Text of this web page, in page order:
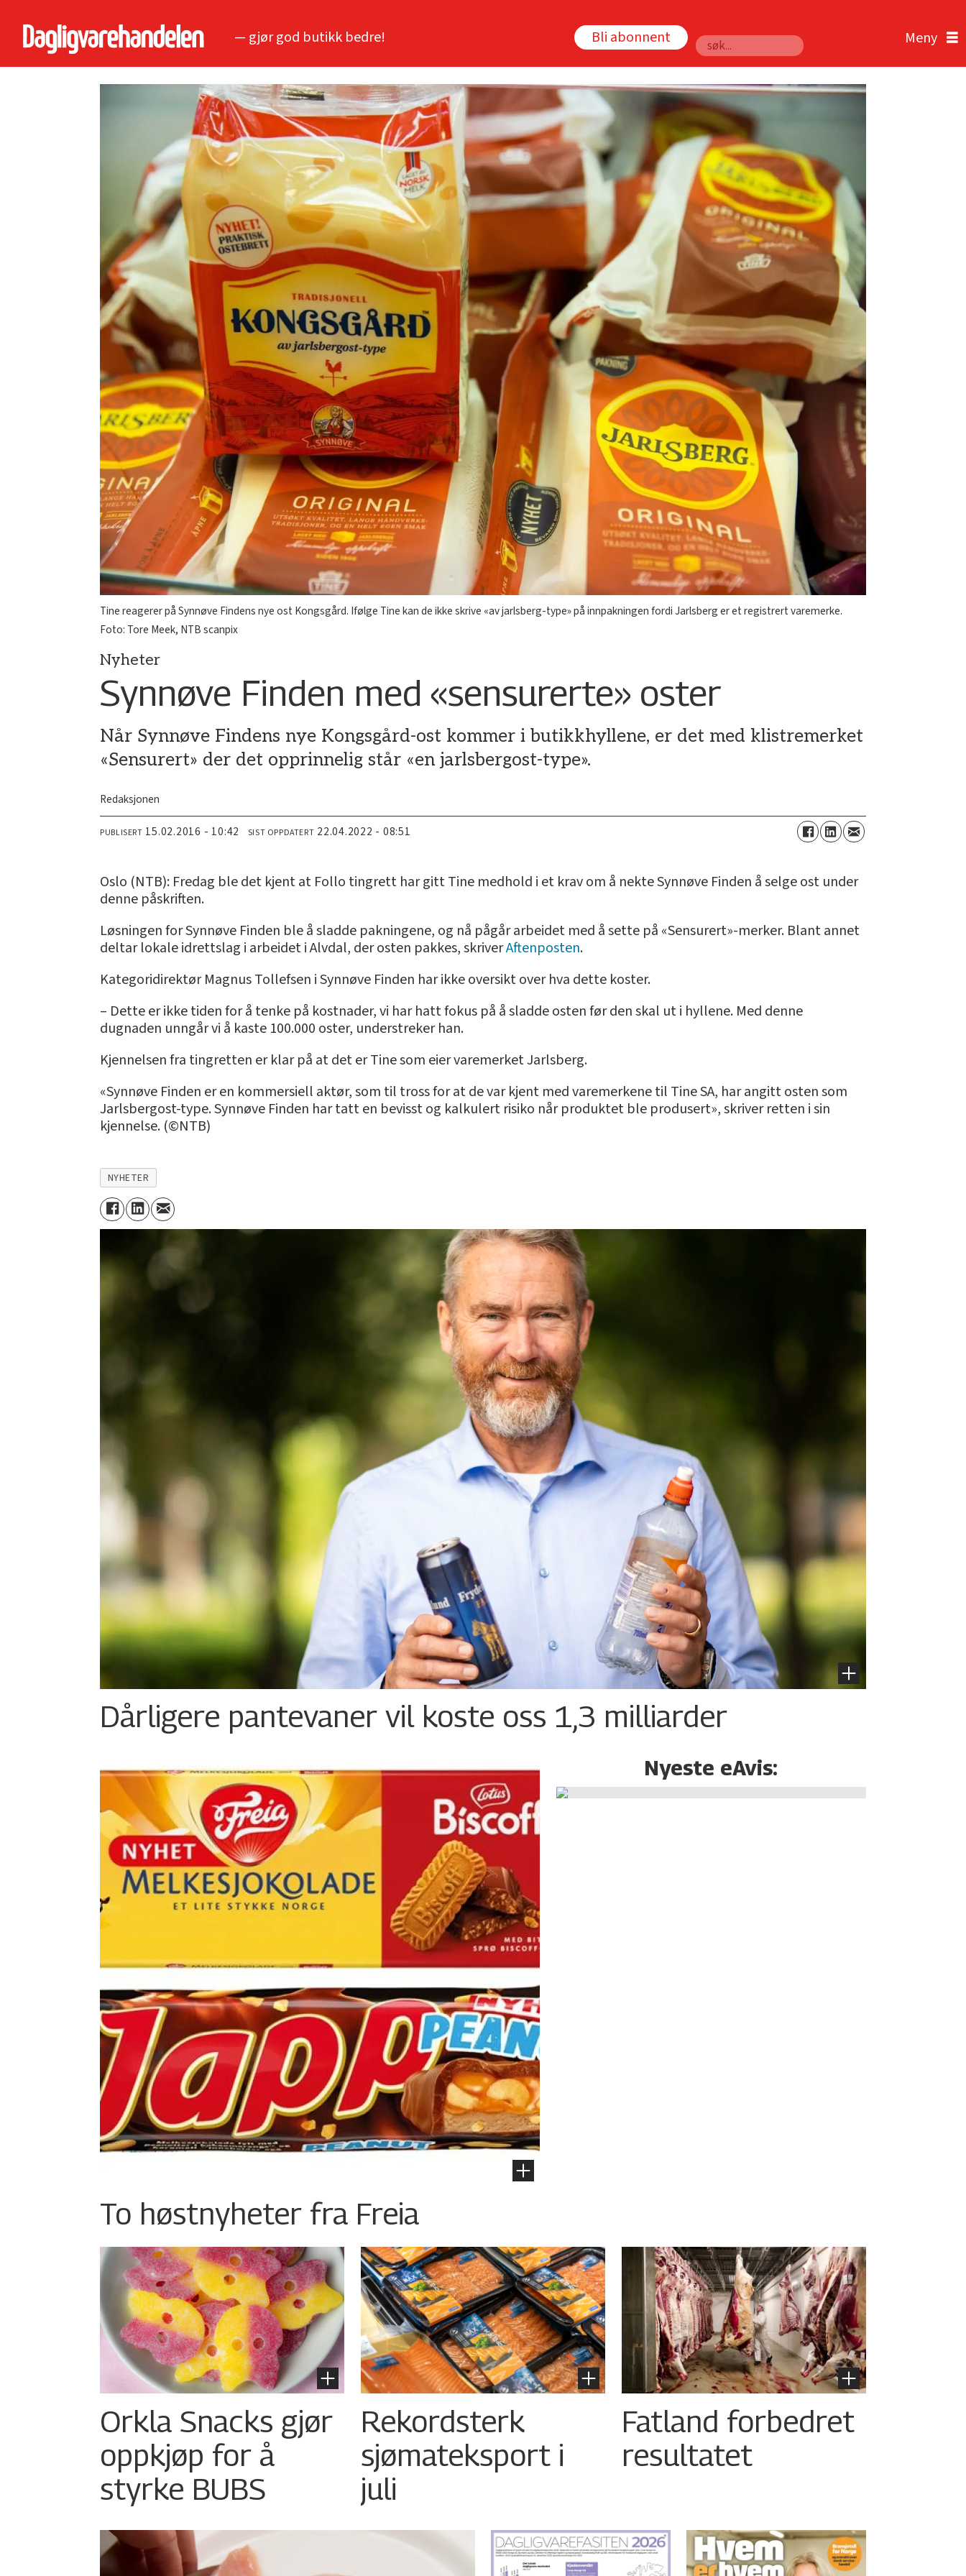
— gjør god butikk bedre! Bli abonnent
Søk
Tine reagerer på Synnøve Findens nye ost Kongsgård. Ifølge Tine kan de ikke skrive «av jarlsberg-type» på innpakningen fordi Jarlsberg er et registrert varemerke.
Foto: Tore Meek, NTB scanpix
Nyheter
Synnøve Finden med «sensurerte» oster
Når Synnøve Findens nye Kongsgård-ost kommer i butikkhyllene, er det med klistremerket
«Sensurert» der det opprinnelig står «en jarlsbergost-type».
Redaksjonen
PUBLISERT 15.02.2016 - 10:42 SIST OPPDATERT 22.04.2022 - 08:51
Oslo (NTB): Fredag ble det kjent at Follo tingrett har gitt Tine medhold i et krav om å nekte Synnøve Finden å selge ost under
denne påskriften.
Løsningen for Synnøve Finden ble å sladde pakningene, og nå pågår arbeidet med å sette på «Sensurert»-merker. Blant annet
deltar lokale idrettslag i arbeidet i Alvdal, der osten pakkes, skriverAftenposten.
Kategoridirektør Magnus Tollefsen i Synnøve Finden har ikke oversikt over hva dette koster.
– Dette er ikke tiden for å tenke på kostnader, vi har hatt fokus på å sladde osten før den skal ut i hyllene. Med denne
dugnaden unngår vi å kaste 100.000 oster, understreker han.
Kjennelsen fra tingretten er klar på at det er Tine som eier varemerket Jarlsberg.
«Synnøve Finden er en kommersiell aktør, som til tross for at de var kjent med varemerkene til Tine SA, har angitt osten som
Jarlsbergost-type. Synnøve Finden har tatt en bevisst og kalkulert risiko når produktet ble produsert», skriver retten i sin
kjennelse. (©NTB)
NYHETER
Dårligere pantevaner vil koste oss 1,3 milliarder
To høstnyheter fra Freia
Nyeste eAvis:
Orkla Snacks gjør
oppkjøp for å
styrke BUBS
Rekordsterk
sjømateksport i
juli
Fatland forbedret
resultatet